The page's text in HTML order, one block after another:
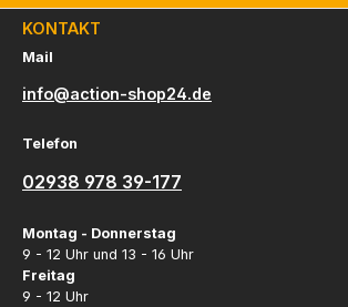
KONTAKT
Mail
info@action-shop24.de
Telefon
02938 978 39-177
Montag - Donnerstag
9 - 12 Uhr und 13 - 16 Uhr
Freitag
9 - 12 Uhr